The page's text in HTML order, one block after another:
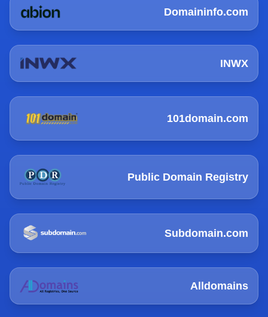
Domaininfo.com
INWX
101domain.com
Public Domain Registry
Subdomain.com
Alldomains